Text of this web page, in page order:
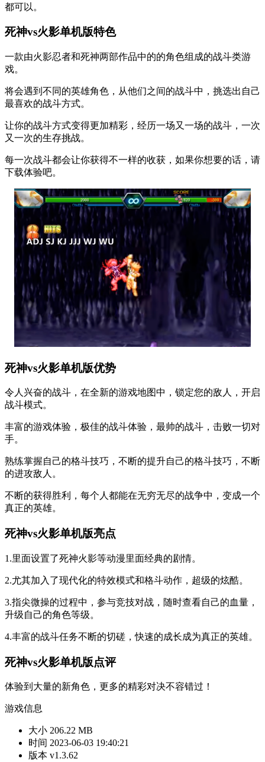
都可以。
死神vs火影单机版特色
一款由火影忍者和死神两部作品中的的角色组成的战斗类游
戏。
将会遇到不同的英雄角色，从他们之间的战斗中，挑选出自己
最喜欢的战斗方式。
让你的战斗方式变得更加精彩，经历一场又一场的战斗，一次
又一次的生存挑战。
每一次战斗都会让你获得不一样的收获，如果你想要的话，请
下载体验吧。
死神vs火影单机版优势
令人兴奋的战斗，在全新的游戏地图中，锁定您的敌人，开启
战斗模式。
丰富的游戏体验，极佳的战斗体验，最帅的战斗，击败一切对
手。
熟练掌握自己的格斗技巧，不断的提升自己的格斗技巧，不断
的进攻敌人。
不断的获得胜利，每个人都能在无穷无尽的战争中，变成一个
真正的英雄。
死神vs火影单机版亮点
1.里面设置了死神火影等动漫里面经典的剧情。
2.尤其加入了现代化的特效模式和格斗动作，超级的炫酷。
3.指尖微操的过程中，参与竞技对战，随时查看自己的血量，
升级自己的角色等级。
4.丰富的战斗任务不断的切磋，快速的成长成为真正的英雄。
死神vs火影单机版点评
体验到大量的新角色，更多的精彩对决不容错过！
游戏信息
大小 206.22 MB
时间 2023-06-03 19:40:21
版本 v1.3.62